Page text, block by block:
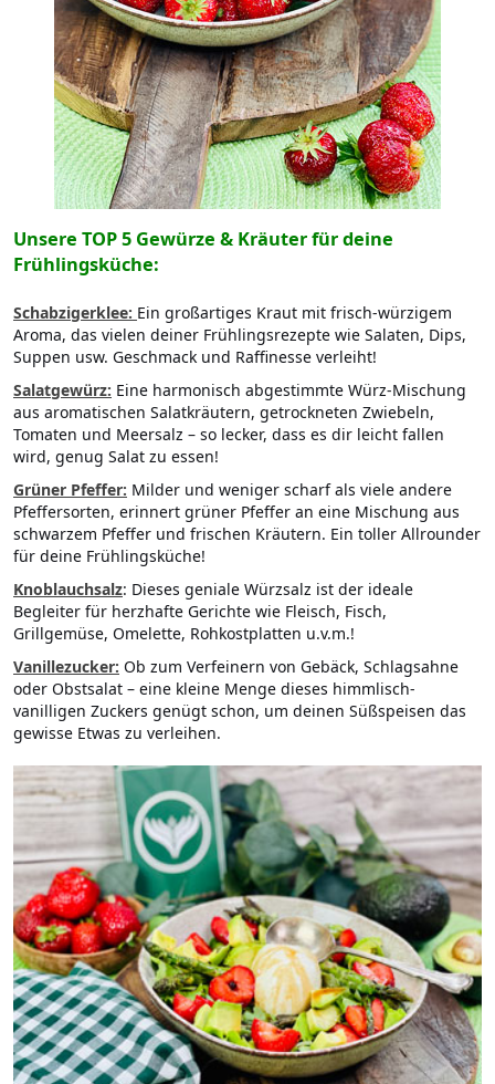
Unsere TOP 5 Gewürze & Kräuter für deine
Frühlingsküche:
Schabzigerklee: Ein großartiges Kraut mit frisch-würzigem
Aroma, das vielen deiner Frühlingsrezepte wie Salaten, Dips,
Suppen usw. Geschmack und Raffinesse verleiht!
Salatgewürz: Eine harmonisch abgestimmte Würz-Mischung
aus aromatischen Salatkräutern, getrockneten Zwiebeln,
Tomaten und Meersalz – so lecker, dass es dir leicht fallen
wird, genug Salat zu essen!
Grüner Pfeffer: Milder und weniger scharf als viele andere
Pfeffersorten, erinnert grüner Pfeffer an eine Mischung aus
schwarzem Pfeffer und frischen Kräutern. Ein toller Allrounder
für deine Frühlingsküche!
Knoblauchsalz: Dieses geniale Würzsalz ist der ideale
Begleiter für herzhafte Gerichte wie Fleisch, Fisch,
Grillgemüse, Omelette, Rohkostplatten u.v.m.!
Vanillezucker: Ob zum Verfeinern von Gebäck, Schlagsahne
oder Obstsalat – eine kleine Menge dieses himmlisch-
vanilligen Zuckers genügt schon, um deinen Süßspeisen das
gewisse Etwas zu verleihen.